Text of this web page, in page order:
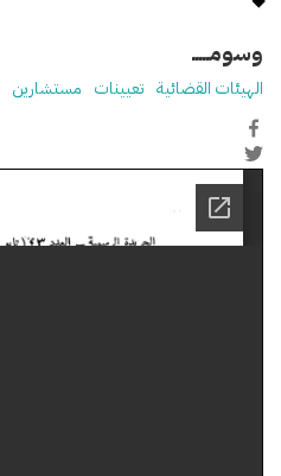
وسومـــــ
الهيئات القضائية تعيينات مستشارين